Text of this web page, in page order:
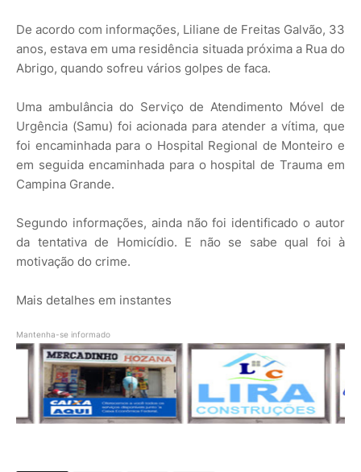
De acordo com informações, Liliane de Freitas Galvão, 33
anos, estava em uma residência situada próxima a Rua do
Abrigo, quando sofreu vários golpes de faca.
Uma ambulância do Serviço de Atendimento Móvel de
Urgência (Samu) foi acionada para atender a vítima, que
foi encaminhada para o Hospital Regional de Monteiro e
em seguida encaminhada para o hospital de Trauma em
Campina Grande.
Segundo informações, ainda não foi identificado o autor
da tentativa de Homicídio. E não se sabe qual foi à
motivação do crime.
Mais detalhes em instantes
Mantenha-se informado